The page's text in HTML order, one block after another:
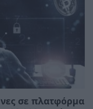
σε πλατφόρμα